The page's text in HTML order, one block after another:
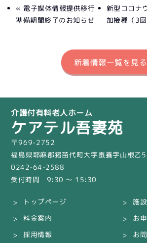
« 電子媒体情報提供移行
準備期間終了のお知らせ
新型コロナ
加接種（3
新着情報一覧を見る
介護付有料老人ホーム
ケアテル吾妻苑
〒969-2752
福島県耶麻郡猪苗代町大字蚕養字山根乙
0242-64-2588
受付時間 9:30 〜 15:30
トップページ
施
料金案内
お
採用情報
お